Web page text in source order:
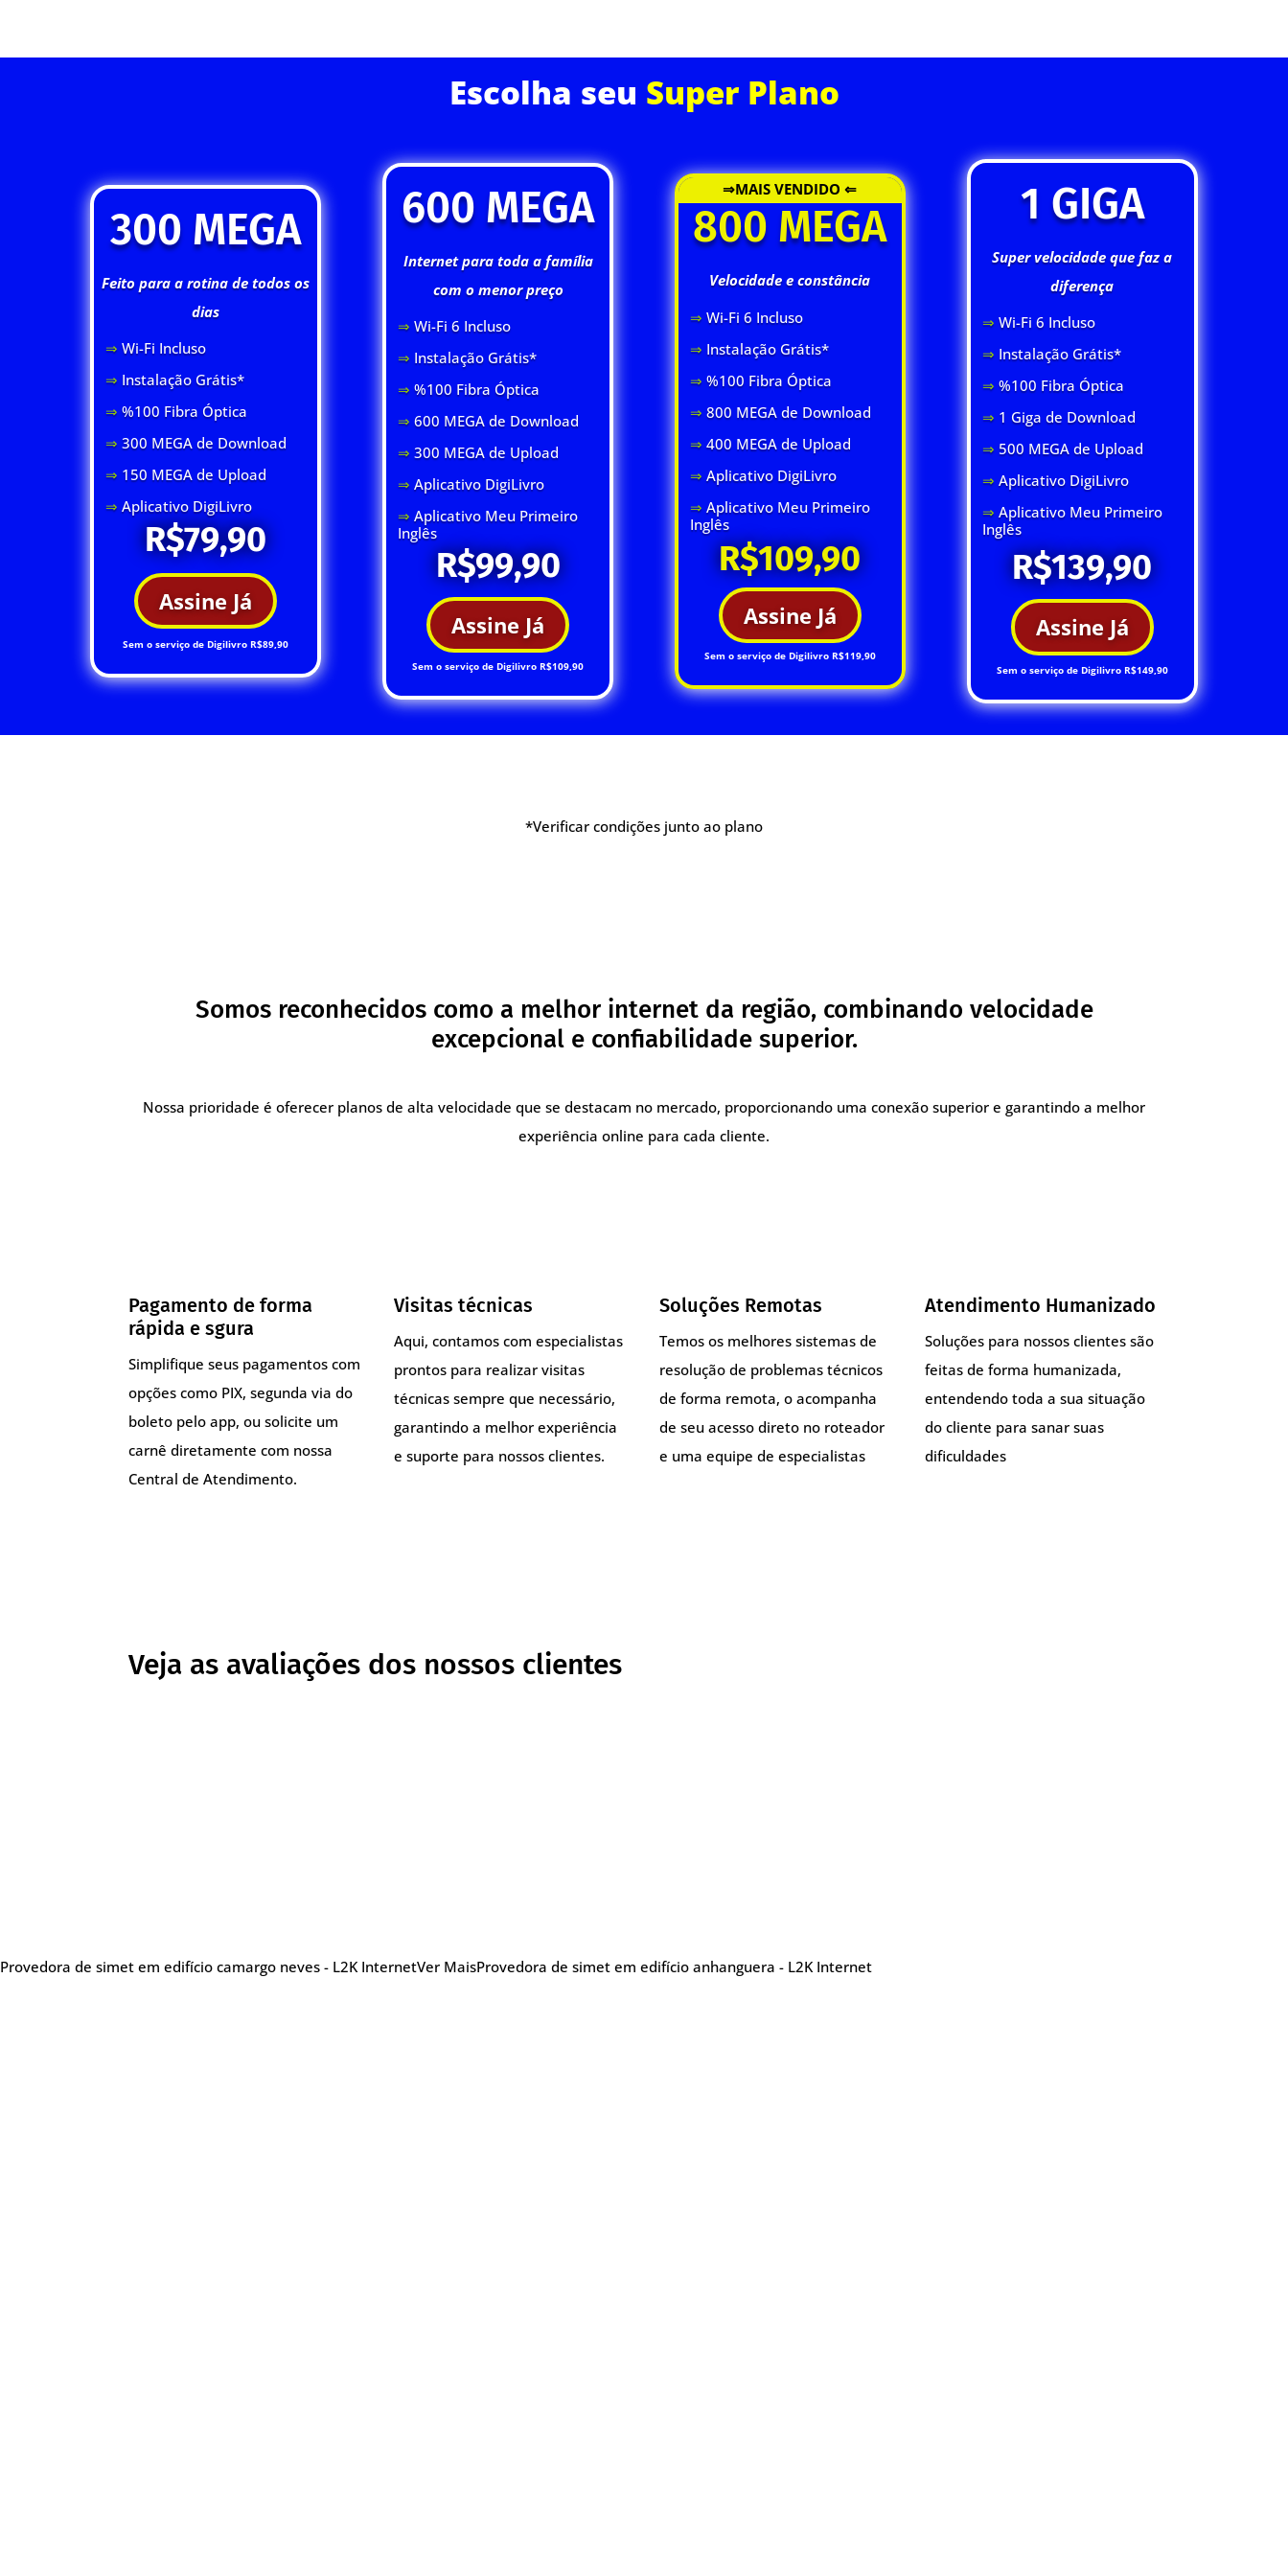
Escolha seu Super Plano
300 MEGA
Feito para a rotina de todos os
dias
⇒ Wi-Fi Incluso
⇒ Instalação Grátis*
⇒ %100 Fibra Óptica
⇒ 300 MEGA de Download
⇒ 150 MEGA de Upload
⇒Aplicativo DigiLivro
R$79,90
Assine Já
Sem o serviço de Digilivro R$89,90
600 MEGA
Internet para toda a família
com o menor preço
⇒ Wi-Fi 6 Incluso
⇒ Instalação Grátis*
⇒ %100 Fibra Óptica
⇒ 600 MEGA de Download
⇒ 300 MEGA de Upload
⇒ Aplicativo DigiLivro
⇒ Aplicativo Meu Primeiro
Inglês
R$99,90
Assine Já
Sem o serviço de Digilivro R$109,90
⇒MAIS VENDIDO ⇐
800 MEGA
Velocidade e constância
⇒ Wi-Fi 6 Incluso
⇒ Instalação Grátis*
⇒ %100 Fibra Óptica
⇒ 800 MEGA de Download
⇒ 400 MEGA de Upload
⇒ Aplicativo DigiLivro
⇒ Aplicativo Meu Primeiro
Inglês
R$109,90
Assine Já
Sem o serviço de Digilivro R$119,90
1 GIGA
Super velocidade que faz a
diferença
⇒ Wi-Fi 6 Incluso
⇒ Instalação Grátis*
⇒ %100 Fibra Óptica
⇒ 1 Giga de Download
⇒ 500 MEGA de Upload
⇒ Aplicativo DigiLivro
⇒ Aplicativo Meu Primeiro
Inglês
R$139,90
Assine Já
Sem o serviço de Digilivro R$149,90
*Verificar condições junto ao plano
Somos reconhecidos como a melhor internet da região, combinando velocidade
excepcional e confiabilidade superior.
Nossa prioridade é oferecer planos de alta velocidade que se destacam no mercado, proporcionando uma conexão superior e garantindo a melhor
experiência online para cada cliente.
Pagamento de forma
rápida e sgura
Simplifique seus pagamentos com
opções como PIX, segunda via do
boleto pelo app, ou solicite um
carnê diretamente com nossa
Central de Atendimento.
Visitas técnicas
Aqui, contamos com especialistas
prontos para realizar visitas
técnicas sempre que necessário,
garantindo a melhor experiência
e suporte para nossos clientes.
Soluções Remotas
Temos os melhores sistemas de
resolução de problemas técnicos
de forma remota, o acompanha
de seu acesso direto no roteador
e uma equipe de especialistas
Atendimento Humanizado
Soluções para nossos clientes são
feitas de forma humanizada,
entendendo toda a sua situação
do cliente para sanar suas
dificuldades
Veja as avaliações dos nossos clientes
Provedora de simet em edifício camargo neves - L2K InternetVer MaisProvedora de simet em edifício anhanguera - L2K Internet